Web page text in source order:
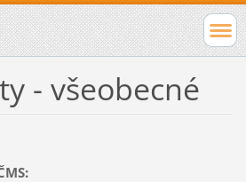
- všeobecné